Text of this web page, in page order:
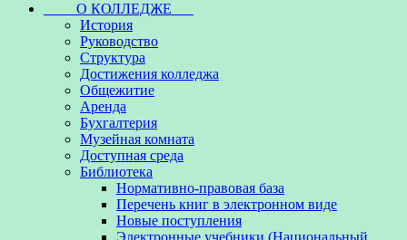
О КОЛЛЕДЖЕ
История
Руководство
Структура
Достижения колледжа
Общежитие
Аренда
Бухгалтерия
Музейная комната
Доступная среда
Библиотека
Нормативно-правовая база
Перечень книг в электронном виде
Новые поступления
Электронные учебники (Национальный